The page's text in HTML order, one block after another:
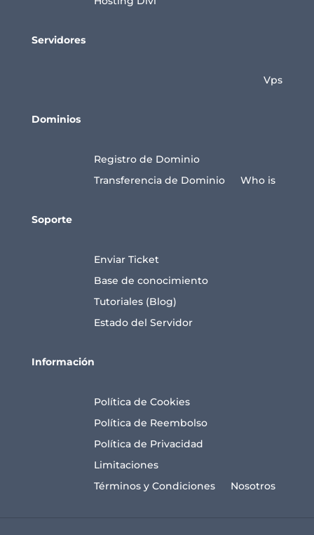
Servidores
Vps
Dominios
Registro de Dominio
Transferencia de Dominio
Who is
Soporte
Enviar Ticket
Base de conocimiento
Tutoriales (Blog)
Estado del Servidor
Información
Política de Cookies
Política de Reembolso
Política de Privacidad
Limitaciones
Términos y Condiciones
Nosotros